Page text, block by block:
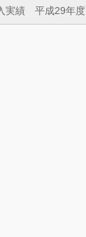
実績 平成29年度